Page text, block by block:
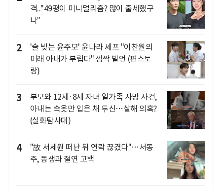
격.."49평이 미니멀리즘? 많이 출세했구
나"
2
'술 빚는 윤주모' 윤나라 셰프 "이찬원의
미래 아내가 부럽다" 깜짝 발언 (편스토
랑)
3
부모와 12세·8세 자녀 일가족 사망 사건,
아내는 속옷만 입은 채 투신…살해 의혹?
(실화탐사대)
4
"故 서세원 떠난 뒤 연락 끊겼다"…서동
주, 동생과 절연 고백